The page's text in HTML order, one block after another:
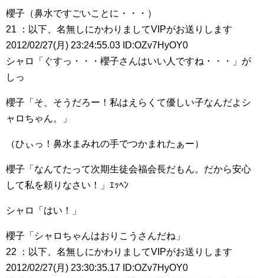
櫻子（鼻水ですごいことに・・・）
21 ：以下、名無しにかわりましてVIPがお送りします
2012/02/27(月) 23:24:55.03 ID:OZv7HyOY0
シャロ「ぐすっ・・・櫻子さんはいい人ですね・・・」が
しっ
櫻子「そ、そうだろー！私はえらくて優しい子なんだよシ
ャロちゃん。」
（ひぃっ！鼻水まみれの手でつかまれたぁー）
櫻子「なんてたって次期生徒会福会長だもん。だから安心
して私を頼りなさい！」ｴｯﾍﾝ
シャロ「はい！」
櫻子「シャロちゃんはおりこうさんだね」
22 ：以下、名無しにかわりましてVIPがお送りします
2012/02/27(月) 23:30:35.17 ID:OZv7HyOY0